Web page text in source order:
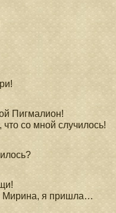
Пигмалион!
со мной случилось!
Мирина, я пришла…